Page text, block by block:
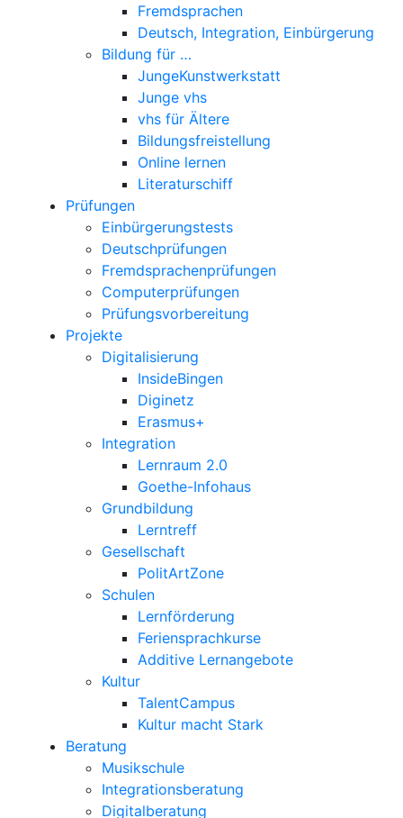
Fremdsprachen
Deutsch, Integration, Einbürgerung
Bildung für …
JungeKunstwerkstatt
Junge vhs
vhs für Ältere
Bildungsfreistellung
Online lernen
Literaturschiff
Prüfungen
Einbürgerungstests
Deutschprüfungen
Fremdsprachenprüfungen
Computerprüfungen
Prüfungsvorbereitung
Projekte
Digitalisierung
InsideBingen
Diginetz
Erasmus+
Integration
Lernraum 2.0
Goethe-Infohaus
Grundbildung
Lerntreff
Gesellschaft
PolitArtZone
Schulen
Lernförderung
Feriensprachkurse
Additive Lernangebote
Kultur
TalentCampus
Kultur macht Stark
Beratung
Musikschule
Integrationsberatung
Digitalberatung